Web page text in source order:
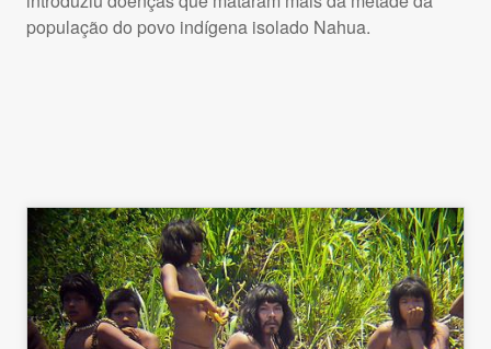
população do povo indígena isolado Nahua.